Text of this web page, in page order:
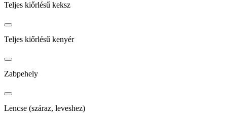
Teljes kiőrlésű keksz
Teljes kiőrlésű kenyér
Zabpehely
Lencse (száraz, leveshez)